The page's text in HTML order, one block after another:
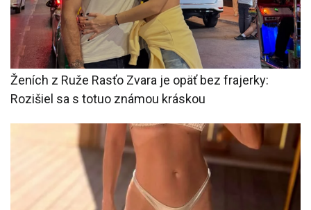
Ženích z Ruže Rasťo Zvara je opäť bez frajerky:
Rozišiel sa s totuo známou kráskou